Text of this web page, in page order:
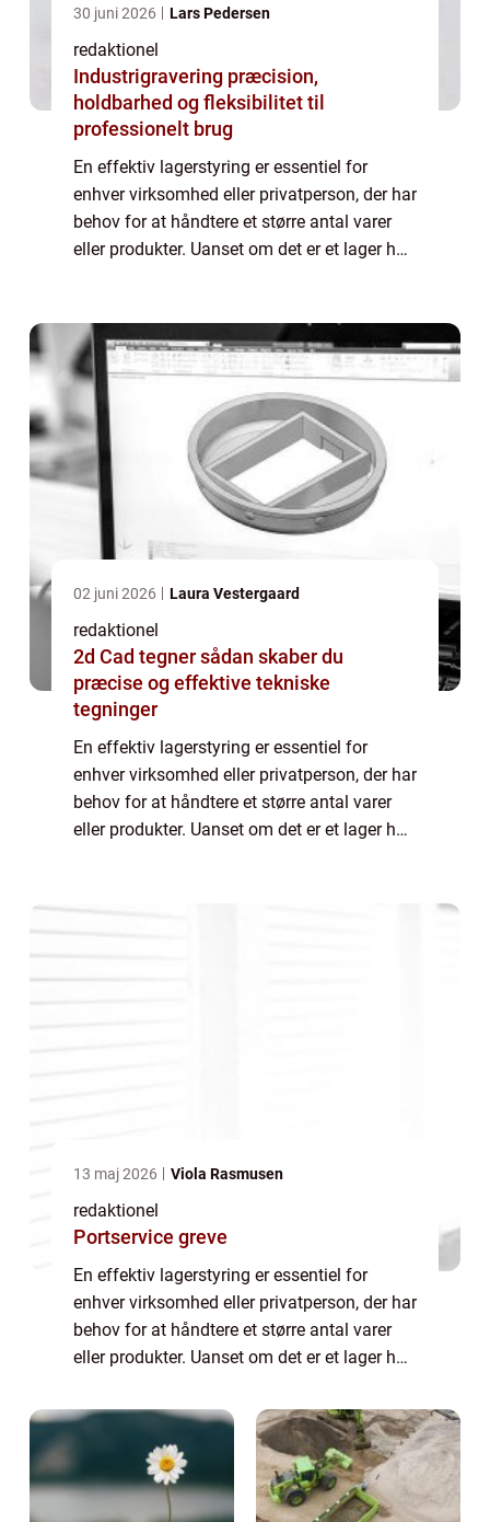
30 juni 2026 Lars Pedersen
redaktionel
Industrigravering præcision,
holdbarhed og fleksibilitet til
professionelt brug
En effektiv lagerstyring er essentiel for
enhver virksomhed eller privatperson, der har
behov for at håndtere et større antal varer
eller produkter. Uanset om det er et lager hos
02 juni 2026 Laura Vestergaard
redaktionel
2d Cad tegner sådan skaber du
præcise og effektive tekniske
tegninger
En effektiv lagerstyring er essentiel for
enhver virksomhed eller privatperson, der har
behov for at håndtere et større antal varer
eller produkter. Uanset om det er et lager hos
13 maj 2026 Viola Rasmusen
redaktionel
Portservice greve
En effektiv lagerstyring er essentiel for
enhver virksomhed eller privatperson, der har
behov for at håndtere et større antal varer
eller produkter. Uanset om det er et lager hos
forsyningskæde, eller om det er...